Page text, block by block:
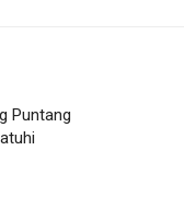
Puntang